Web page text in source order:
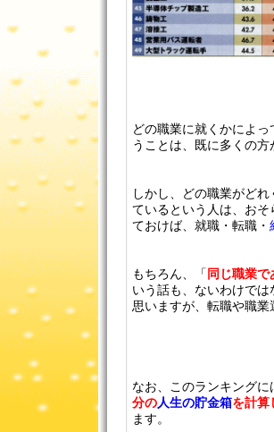
どの職業に就くかによ
うことは、既に多くの
しかし、どの職業がど
ているという人は、お
ておけば、就職・転職・
もちろん、「 同じ職業
いう話も、ないわけで
思いますが、転職や職
なお、このランキング
分の人生の貯金箱を計算
ます。